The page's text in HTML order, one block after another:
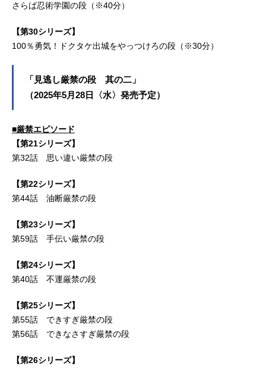
さらば忍術学園の段（※40分）
【第30シリーズ】
100％勇気！ドクタケ出城をやっつけろの段（※30分）
「見逃し厳禁の段 其の二」
（2025年5月28日〈水〉発売予定）
■厳禁エピソード
【第21シリーズ】
第32話 思い違い厳禁の段
【第22シリーズ】
第44話 油断厳禁の段
【第23シリーズ】
第59話 手伝い厳禁の段
【第24シリーズ】
第40話 不運厳禁の段
【第25シリーズ】
第55話 できすぎ厳禁の段
第56話 できなさすぎ厳禁の段
【第26シリーズ】